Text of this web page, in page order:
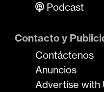
Podcast
Contacto y
Contáctenos
Anuncios
Advertise with